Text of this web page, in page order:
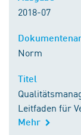
2018-07
Norm
Leitfaden für
Mehr